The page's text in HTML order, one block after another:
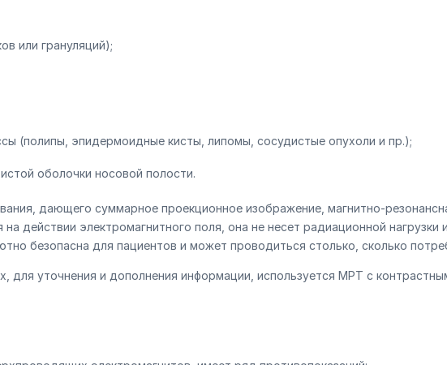
или грануляций);
(полипы, эпидермоидные кисты, липомы, сосудистые опухоли и пр.);
оболочки носовой полости.
дающего суммарное проекционное изображение, магнитно-
действии электромагнитного поля, она не несет радиационной нагрузки
безопасна для пациентов и может проводиться столько, сколько
для уточнения и дополнения информации, используется МРТ с